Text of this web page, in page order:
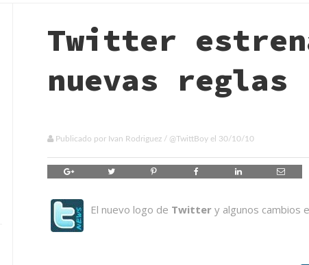
Twitter
nuevas reglas
Publicado por Ivan Rodriguez / @TwittBoy el 30/10/10
El nuevo logo de Twitter y algunos cambios